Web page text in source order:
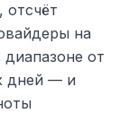
отсчёт
на
от
дней — и